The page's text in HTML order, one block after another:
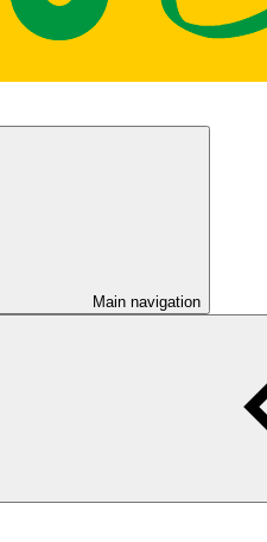
Main navigation